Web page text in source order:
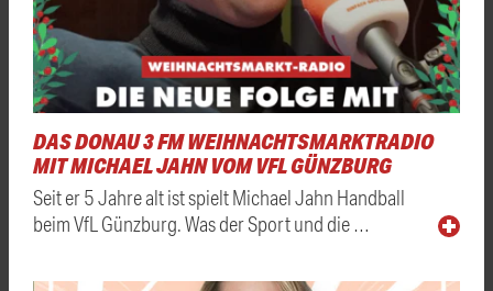
DAS DONAU 3 FM WEIHNACHTSMARKTRADIO
MIT MICHAEL JAHN VOM VFL GÜNZBURG
Seit er 5 Jahre alt ist spielt Michael Jahn Handball
beim VfL Günzburg. Was der Sport und die …